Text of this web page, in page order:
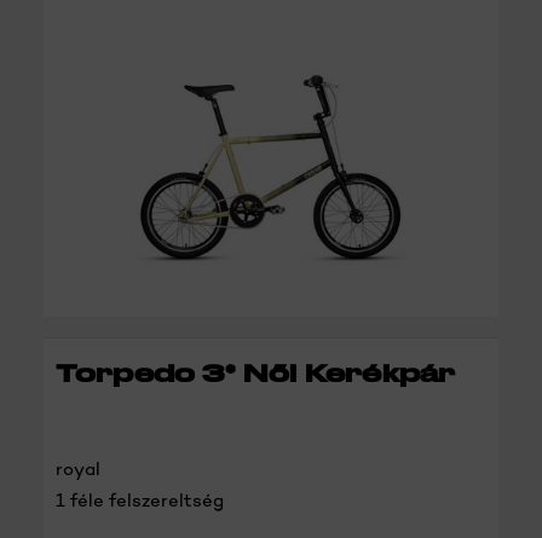
RÉSZLETEK
Torpedo 3* Női Kerékpár
royal
1 féle felszereltség